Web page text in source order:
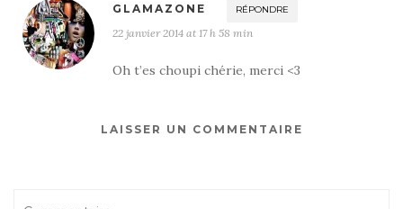
GLAMAZONE RÉPONDRE
22 janvier 2014 at 17 h 58 min
Oh t’es choupi chérie, merci <3
LAISSER UN COMMENTAIRE